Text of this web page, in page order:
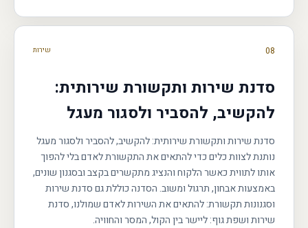
08 שירות
סדנת שירות ותקשורת שירותית:
להקשיב, להסביר ולסגור מעגל
סדנת שירות ותקשורת שירותית: להקשיב, להסביר ולסגור מעגל
נותנת לצוות כלים כדי להתאים את התקשורת לאדם בלי להפוך
אותו לתווית כאשר הלקוח והנציג מתקשרים בקצב ובסגנון שונים,
באמצעות אבחון, תרגול ומשוב. הסדנה כוללת גם סדנת שירות
וסגנונות תקשורת: להתאים את השירות לאדם שמולנו, סדנת
שירות ושפת גוף: ליישר בין הקול, המסר והחוויה.